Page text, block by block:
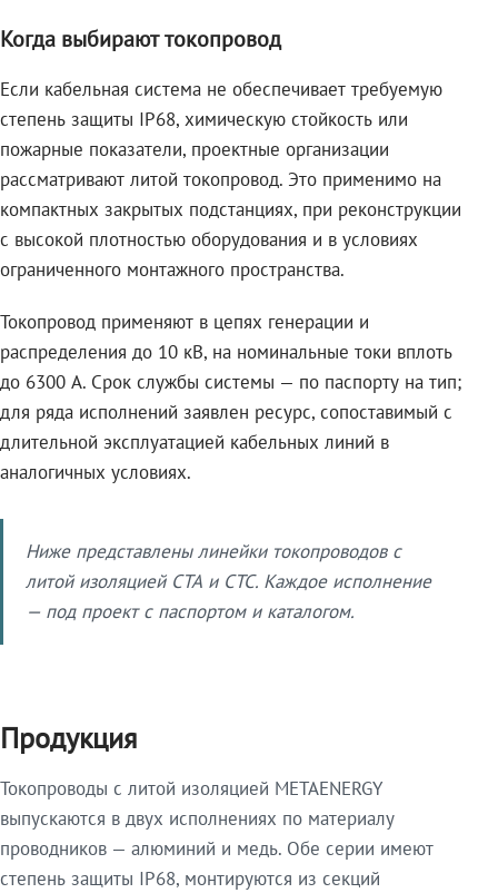
Когда выбирают токопровод
Если кабельная система не обеспечивает требуемую
степень защиты IP68, химическую стойкость или
пожарные показатели, проектные организации
рассматривают литой токопровод. Это применимо на
компактных закрытых подстанциях, при реконструкции
с высокой плотностью оборудования и в условиях
ограниченного монтажного пространства.
Токопровод применяют в цепях генерации и
распределения до 10 кВ, на номинальные токи вплоть
до 6300 А. Срок службы системы — по паспорту на тип;
для ряда исполнений заявлен ресурс, сопоставимый с
длительной эксплуатацией кабельных линий в
аналогичных условиях.
Ниже представлены линейки токопроводов с
литой изоляцией СТА и СТС. Каждое исполнение
— под проект с паспортом и каталогом.
Продукция
Токопроводы с литой изоляцией METAENERGY
выпускаются в двух исполнениях по материалу
проводников — алюминий и медь. Обе серии имеют
степень защиты IP68, монтируются из секций